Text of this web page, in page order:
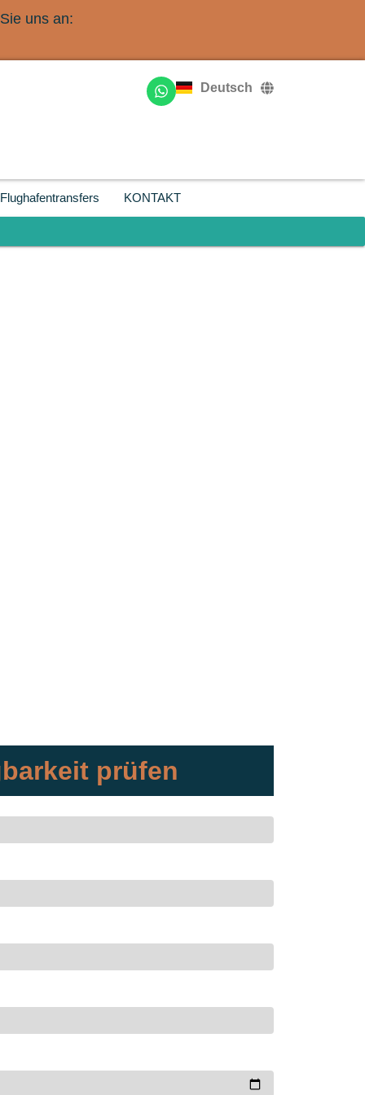
uns an:
Deutsch
English
Русский
Flughafentransfers KONTAKT
prüfen